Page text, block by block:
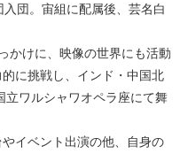
団。宙組に配属後、芸名白
かけに、映像の世界にも活動
に挑戦し、インド・中国北
ワルシャワオペラ座にて舞
イベント出演の他、自身の